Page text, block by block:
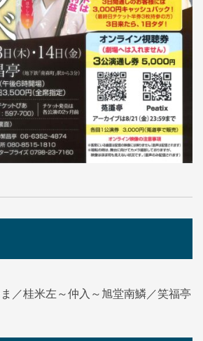
／桂米左 ～仲入～旭堂南鱗／笑福亭